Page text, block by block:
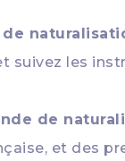
suivez les
de
et des